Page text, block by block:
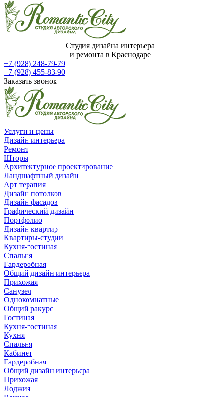
Студия дизайна интерьера
и ремонта в Краснодаре
+7 (928) 248-79-79
+7 (928) 455-83-90
Заказать звонок
Услуги и цены
Дизайн интерьера
Ремонт
Шторы
Архитектурное проектирование
Ландшафтный дизайн
Арт терапия
Дизайн потолков
Дизайн фасадов
Графический дизайн
Портфолио
Дизайн квартир
Квартиры-студии
Кухня-гостиная
Спальня
Гардеробная
Общий дизайн интерьера
Прихожая
Санузел
Однокомнатные
Общий ракурс
Гостиная
Кухня-гостиная
Кухня
Спальня
Кабинет
Гардеробная
Общий дизайн интерьера
Прихожая
Лоджия